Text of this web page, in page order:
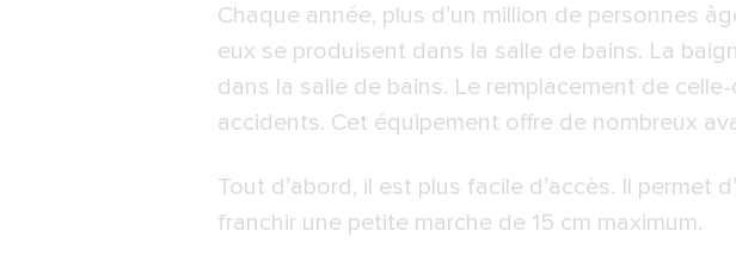
Trouver un expert pour installer une
Chaque année, plus d’un million de personnes
eux se produisent dans la salle de bains. La
dans la salle de bains. Le remplacement de
accidents. Cet équipement offre de nombreux
Tout d’abord, il est plus facile d’accès. Il
franchir une petite marche de 15 cm maximum.